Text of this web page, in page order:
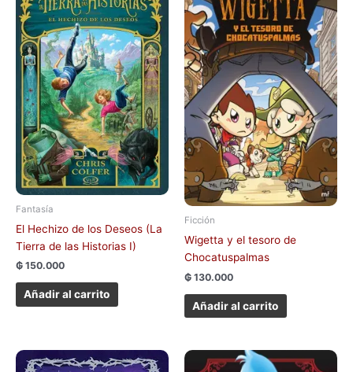
Fantasía
El Hechizo de los Deseos (La
Tierra de las Historias I)
₲ 150.000
Añadir al carrito
Ficción
Wigetta y el tesoro de
Chocatuspalmas
₲ 130.000
Añadir al carrito